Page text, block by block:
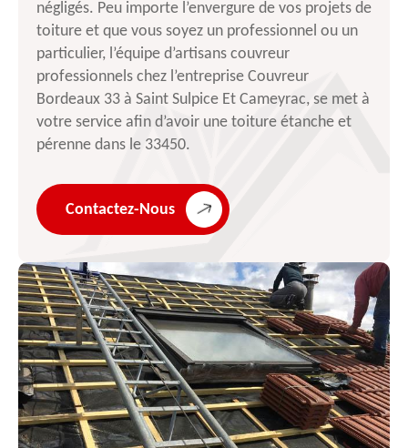
négligés. Peu importe l’envergure de vos projets de
toiture et que vous soyez un professionnel ou un
particulier, l’équipe d’artisans couvreur
professionnels chez l’entreprise Couvreur
Bordeaux 33 à Saint Sulpice Et Cameyrac, se met à
votre service afin d’avoir une toiture étanche et
pérenne dans le 33450.
Contactez-Nous